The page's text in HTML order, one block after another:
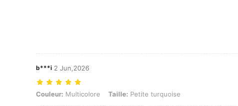
b***i 2 Jun,2026
Couleur: Multicolore, Taille: Petite turquoise
Couleur: Multicolore Taille: Petite turquoise